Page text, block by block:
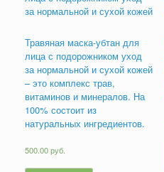
за нормальной и сухой кожей
Травяная маска-убтан для
лица с подорожником уход
за нормальной и сухой кожей
– это комплекс трав,
витаминов и минералов. На
100% состоит из
натуральных ингредиентов.
500.00руб.